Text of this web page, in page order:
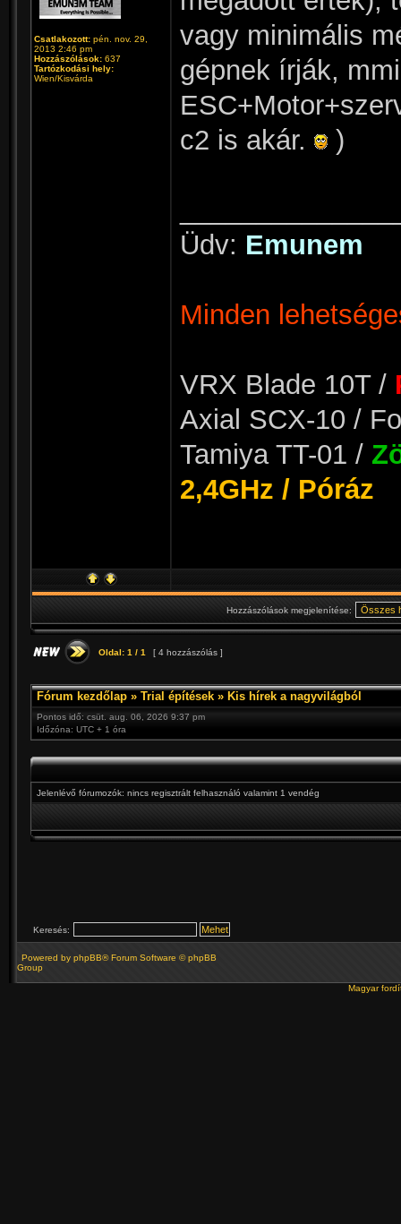
Csatlakozott: pén. nov. 29,
2013 2:46 pm
Hozzászólások: 637
Tartózkodási hely:
Wien/Kisvárda
vagy minimális
gépnek írják,
c2 is akár.
)
Üdv: Emunem
Minden
VRX Blade 10T /
Axial SCX-10 /
Tamiya TT-01 /
2,4GHz / Póráz
Hozzászólások megjelenítése:
Oldal: 1 / 1 [ 4 hozzászólás ]
Fórum kezdőlap » Trial építések » Kis hírek a nagyvilágból
Pontos idő: csüt. aug. 06, 2026 9:37 pm
Időzóna: UTC + 1 óra
Jelenlévő fórumozók: nincs regisztrált felhasználó valamint 1 vendég
Keresés:
Powered by phpBB® Forum Software © phpBB
Group
Magyar